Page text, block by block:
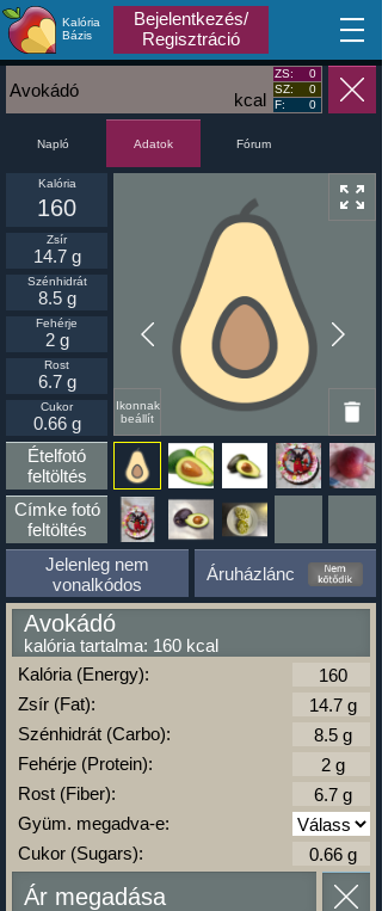
Kalória
Bázis
Bejelentkezés/
Regisztráció
MA
kcal
Avokádó
ZS:
0
SZ:
0
F:
0
Napló Adatok Fórum
Ikonnak
beállít
Kalória
160
Zsír
14.7 g
Szénhidrát
8.5 g
Fehérje
2 g
Rost
6.7 g
Cukor
0.66 g
Ételfotó
feltöltés
Címke fotó
feltöltés
Jelenleg nem
vonalkódos
Áruházlánc
Avokádó
kalória tartalma: 160 kcal
Kalória (Energy):
Zsír (Fat):
Szénhidrát (Carbo):
Fehérje (Protein):
Rost (Fiber):
Gyüm. megadva-e:
Cukor (Sugars):
Ár megadása